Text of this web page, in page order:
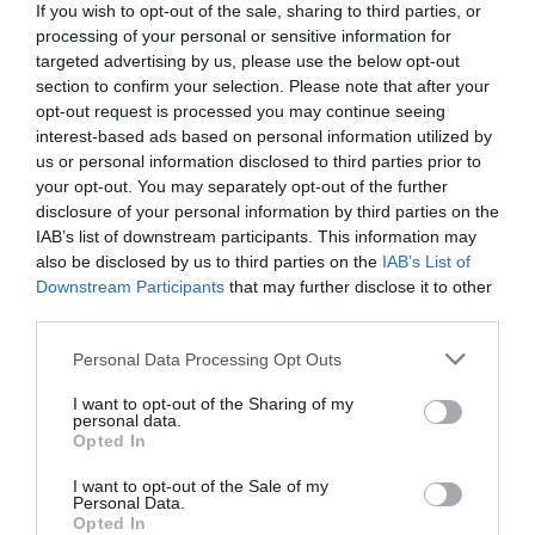
If you wish to opt-out of the sale, sharing to third parties, or
processing of your personal or sensitive information for
targeted advertising by us, please use the below opt-out
section to confirm your selection. Please note that after your
opt-out request is processed you may continue seeing
interest-based ads based on personal information utilized by
us or personal information disclosed to third parties prior to
your opt-out. You may separately opt-out of the further
disclosure of your personal information by third parties on the
IAB’s list of downstream participants. This information may
also be disclosed by us to third parties on the IAB’s List of
Downstream Participants that may further disclose it to other
Personal Data Processing Opt Outs
I want to opt-out of the Sharing of my
personal data.
Opted In
I want to opt-out of the Sale of my
Personal Data.
Opted In
suben al Cielo:
—¡Arriba España! ¡Viva Cristo Rey!
Su respuesta deja paralizados a los milicianos y a
las tiorras. María Pilar y Octavia rezan con los ojos
fijo en el cielo. Y Olga, quizás por ser la más joven,
la más atrevida, les mira a todos fijamente y les
dice:
—¡Hasta para matar sois cobardes!
Entonces comienzan a temblar las tiorras, y como
no consiguen apuntar, tres milicianos se colocan
y ayudarlas a apuntar con firmeza. El desenlace se
lo dejo contar a Concha Espina:
“Al fin las mujeronas disparan temblando. Y se
desploman las muchachas de un solo golpe, una